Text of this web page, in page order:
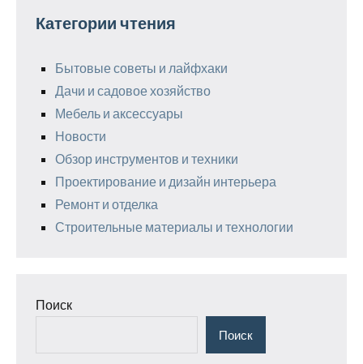
Категории чтения
Бытовые советы и лайфхаки
Дачи и садовое хозяйство
Мебель и аксессуары
Новости
Обзор инструментов и техники
Проектирование и дизайн интерьера
Ремонт и отделка
Строительные материалы и технологии
Поиск
Поиск